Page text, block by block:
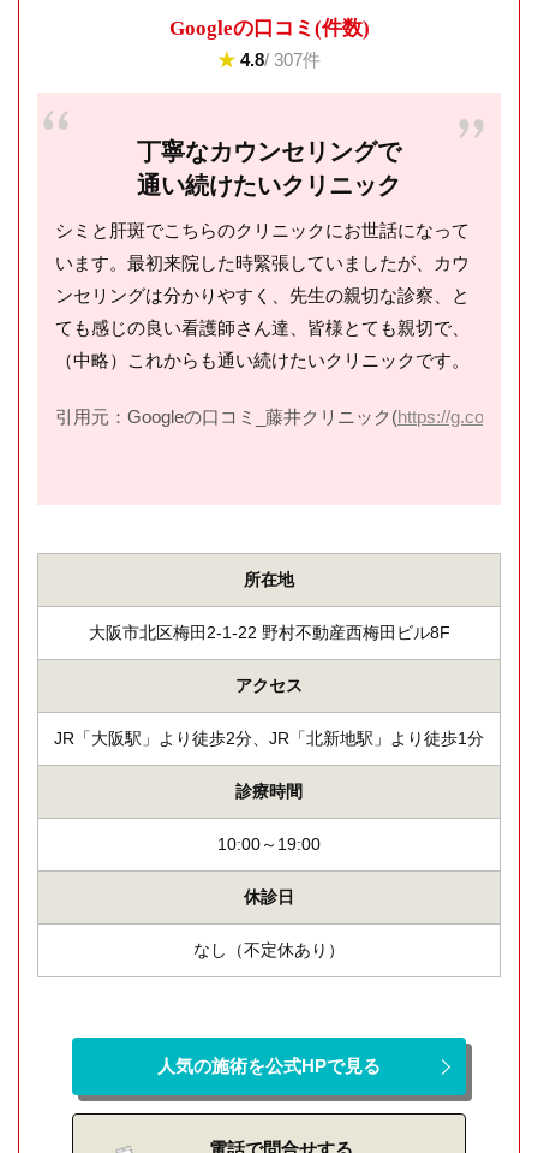
Googleの⼝コミ(件数)
★ 4.8/ 307件
丁寧なカウンセリングで
通い続けたいクリニック
シミと肝斑でこちらのクリニックにお世話になって
います。最初来院した時緊張していましたが、カウ
ンセリングは分かりやすく、先生の親切な診察、と
ても感じの良い看護師さん達、皆様とても親切で、
（中略）これからも通い続けたいクリニックです。
引用元：Googleの口コミ_藤井クリニック(https://g.co/kgs/
所在地
大阪市北区梅田2-1-22 野村不動産西梅田ビル8F
アクセス
JR「大阪駅」より徒歩2分、JR「北新地駅」より徒歩1分
診療時間
10:00～19:00
休診日
なし（不定休あり）
人気の施術を公式HPで見る
電話で問合せする